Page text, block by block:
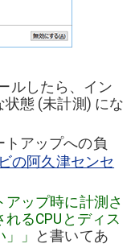
ルしたら、イン
態 (未計測) にな
トアップへの負
の阿久津センセ
アップ時に計測さ
るCPUとディス
」
と書いてあ